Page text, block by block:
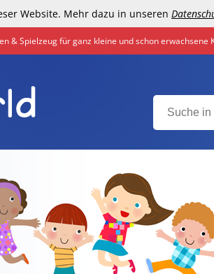
Website. Mehr dazu in unseren
& Spielzeug für ganz kleine und schon erwachsene